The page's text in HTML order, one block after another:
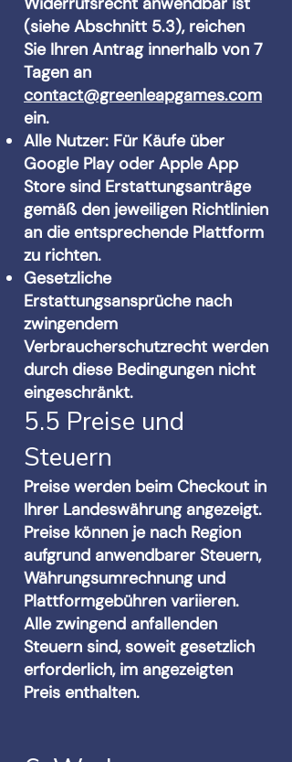
(siehe Abschnitt 5.3), reichen
Sie Ihren Antrag innerhalb von 7
Tagen an
contact@greenleapgames.com
ein.
Alle Nutzer: Für Käufe über
Google Play oder Apple App
Store sind Erstattungsanträge
gemäß den jeweiligen Richtlinien
an die entsprechende Plattform
zu richten.
Gesetzliche
Erstattungsansprüche nach
zwingendem
Verbraucherschutzrecht werden
durch diese Bedingungen nicht
eingeschränkt.
5.5 Preise und
Steuern
Preise werden beim Checkout in
Ihrer Landeswährung angezeigt.
Preise können je nach Region
aufgrund anwendbarer Steuern,
Währungsumrechnung und
Plattformgebühren variieren.
Alle zwingend anfallenden
Steuern sind, soweit gesetzlich
erforderlich, im angezeigten
Preis enthalten.